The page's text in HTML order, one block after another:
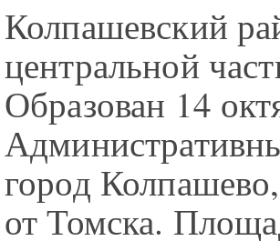
Колпашевский
центральной
Образован 14
город
от Томска.